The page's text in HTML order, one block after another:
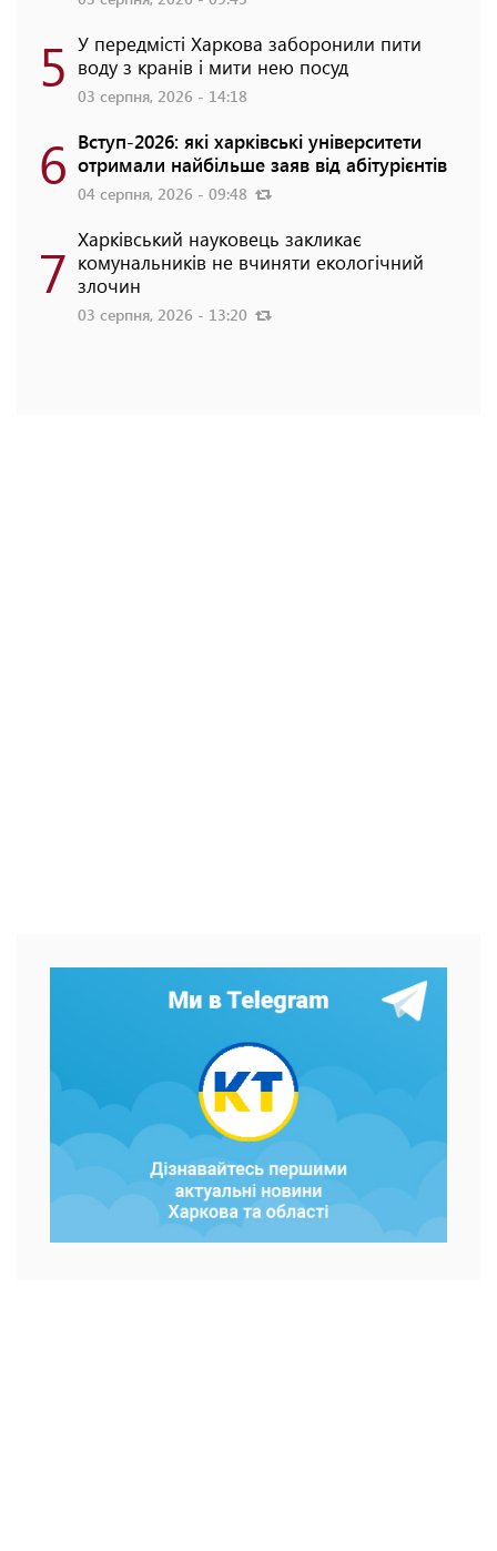
5 У передмісті Харкова заборонили пити
воду з кранів і мити нею посуд
03 серпня, 2026 - 14:18
6 Вступ-2026: які харківські університети
отримали найбільше заяв від абітурієнтів
04 серпня, 2026 - 09:48
7 Харківський науковець закликає
комунальників не вчиняти екологічний
злочин
03 серпня, 2026 - 13:20